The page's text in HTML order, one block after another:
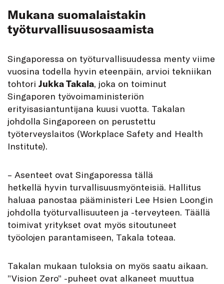
Mukana suomalaistakin
työturvallisuusosaamista
Singaporessa on työturvallisuudessa menty viime
vuosina todella hyvin eteenpäin, arvioi tekniikan
tohtori Jukka Takala, joka on toiminut
Singaporen työvoimaministeriön
erityisasiantuntijana kuusi vuotta. Takalan
johdolla Singaporeen on perustettu
työterveyslaitos (Workplace Safety and Health
Institute).
– Asenteet ovat Singaporessa tällä
hetkellä hyvin turvallisuusmyönteisiä. Hallitus
haluaa panostaa pääministeri Lee Hsien Loongin
johdolla työturvallisuuteen ja -terveyteen. Täällä
toimivat yritykset ovat myös sitoutuneet
työolojen parantamiseen, Takala toteaa.
Takalan mukaan tuloksia on myös saatu aikaan.
”Vision Zero” -puheet ovat alkaneet muuttua